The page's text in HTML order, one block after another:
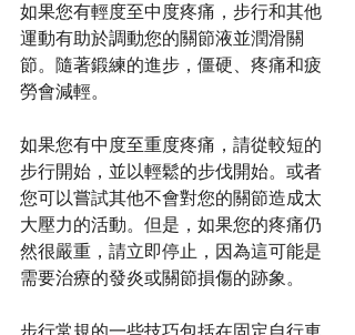
如果您有輕度至中度疼痛，步行和其他
運動有助於調動您的關節液並潤滑關
節。隨著鍛練的進步，僵硬、疼痛和疲
勞會減輕。
如果您有中度至重度疼痛，請從較短的
步行開始，並以輕鬆的步伐開始。或者
您可以嘗試其他不會對您的關節造成太
大壓力的活動。但是，如果您的疼痛仍
然很嚴重，請立即停止，因為這可能是
需要治療的發炎或關節損傷的跡象。